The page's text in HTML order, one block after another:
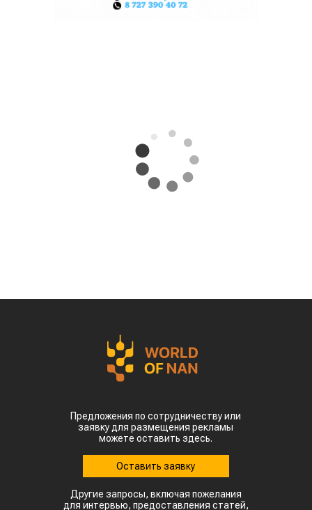
Предложения по сотрудничеству или
заявку для размещения рекламы
можете оставить здесь.
Оставить заявку
Другие запросы, включая пожелания
для интервью, предоставления статей,